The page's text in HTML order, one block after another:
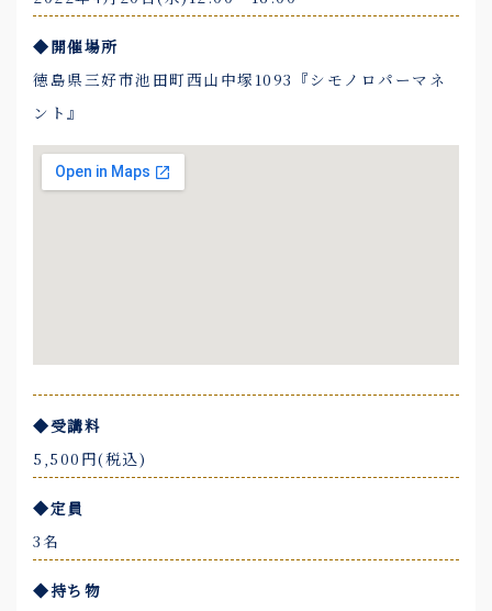
◆開催場所
徳島県三好市池田町西山中塚1093『シモノロパーマネ
ント』
◆受講料
5,500円(税込)
◆定員
3名
◆持ち物